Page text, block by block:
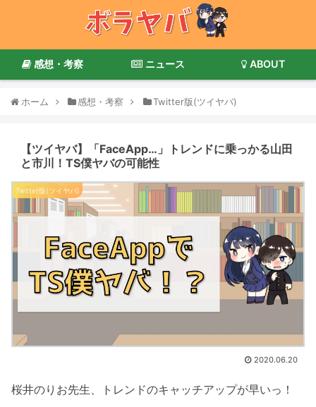
感想・考察 ニュース ABOUT
ホーム 感想・考察 Twitter版(ツイヤバ)
【ツイヤバ】「FaceApp…」トレンドに乗っかる山田
と市川！TS僕ヤバの可能性
Twitter版(ツイヤバ)
2020.06.20
桜井のりお先生、トレンドのキャッチアップが早いっ！